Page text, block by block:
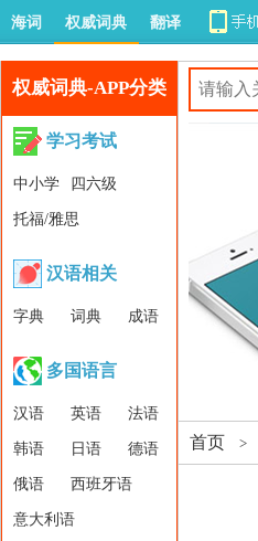
海词 权威词典 翻译
权威词典-APP分类
学习考试
中小学 四六级
托福/雅思
汉语相关
字典 词典 成语
多国语言
汉语 英语 法语
韩语 日语 德语
俄语 西班牙语
意大利语
首页 >